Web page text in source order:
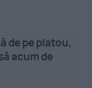
de pe platou,
acum de